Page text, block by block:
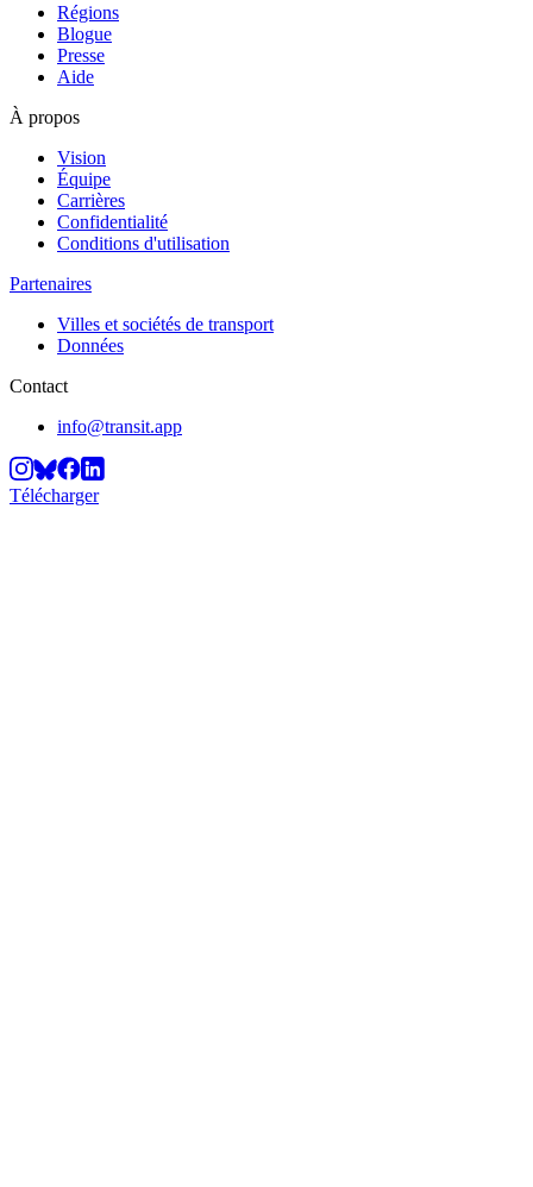
Régions
Blogue
Presse
Aide
À propos
Vision
Équipe
Carrières
Confidentialité
Conditions d'utilisation
Partenaires
Villes et sociétés de transport
Données
Contact
info@transit.app
Télécharger